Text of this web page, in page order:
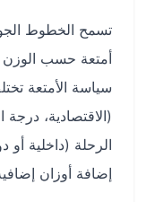
تسمح الخطوط الجوية
أمتعة حسب الوزن
سياسة الأمتعة تختلف
(الاقتصادية، درجة
الرحلة (داخلية أو
إضافة أوزان إضافية